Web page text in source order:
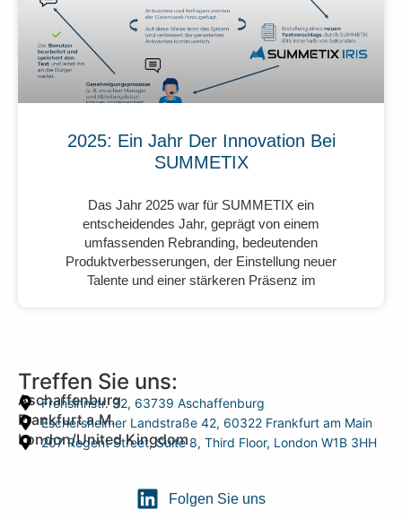
2025: Ein Jahr Der Innovation Bei
SUMMETIX
Das Jahr 2025 war für SUMMETIX ein
entscheidendes Jahr, geprägt von einem
umfassenden Rebranding, bedeutenden
Produktverbesserungen, der Einstellung neuer
Talente und einer stärkeren Präsenz im
Treffen Sie uns:
Aschaffenburg
Frohsinnstr. 32, 63739 Aschaffenburg
Frankfurt a.M.
Eschersheimer Landstraße 42, 60322 Frankfurt am Main
London/United Kingdom
207 Regent Street, Suite 8, Third Floor, London W1B 3HH
Folgen Sie uns